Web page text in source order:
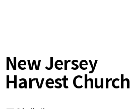
New Jersey
Harvest Church